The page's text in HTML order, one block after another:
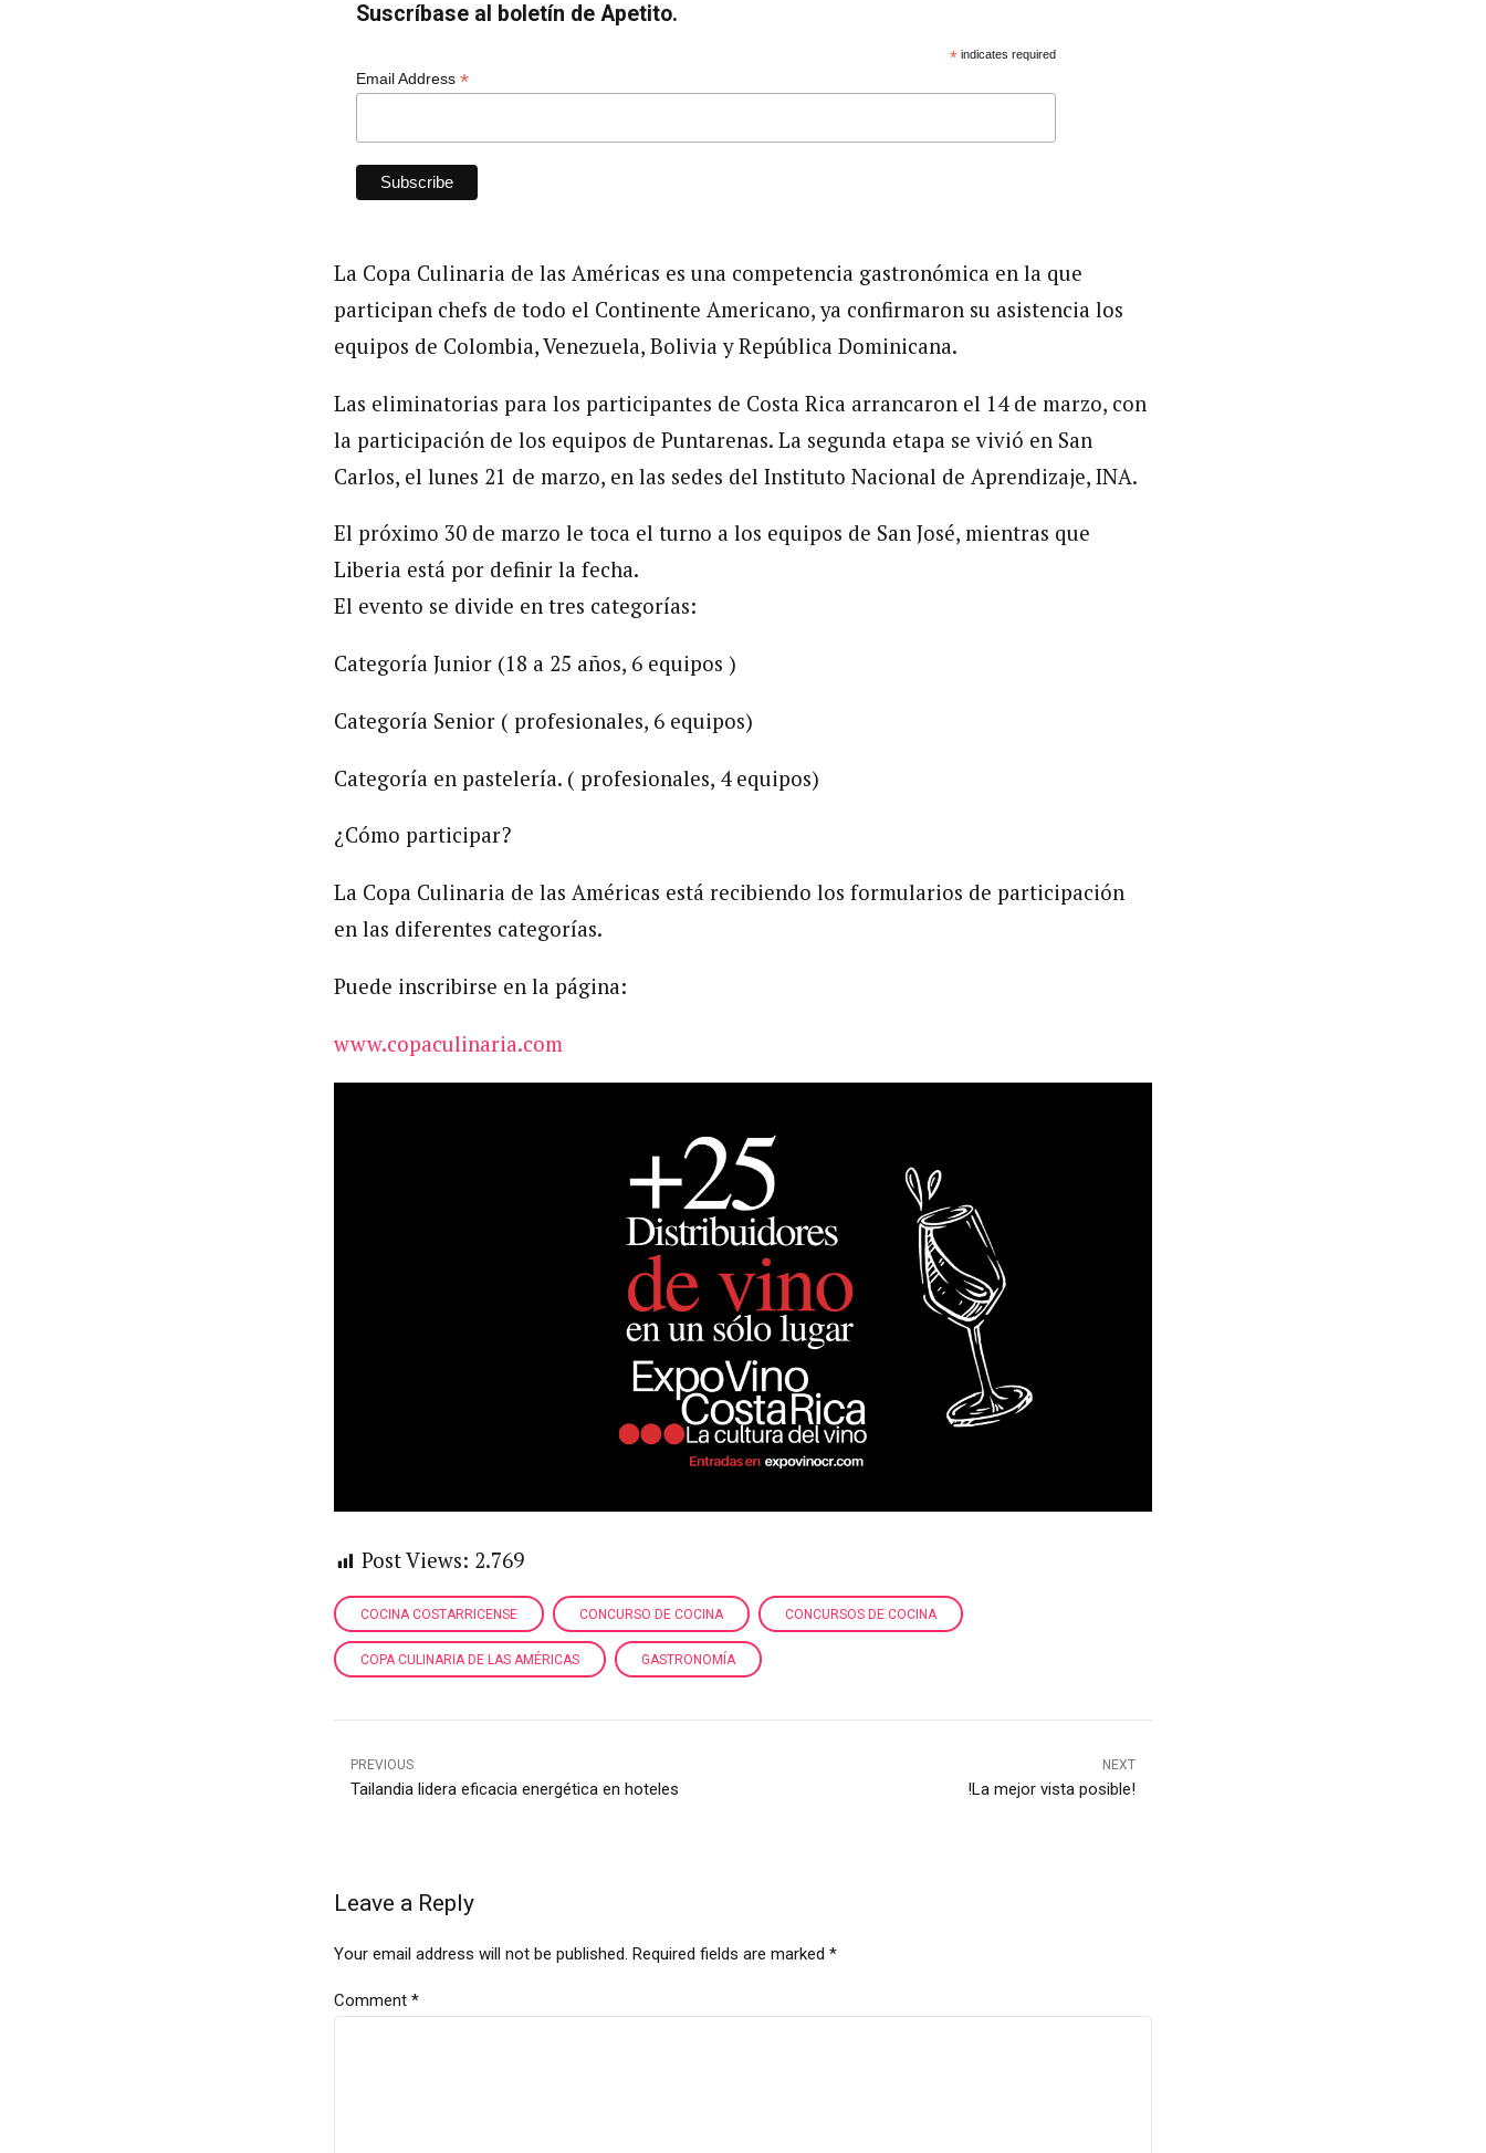
Suscríbase al boletín de Apetito.
*indicates required
Email Address *
La Copa Culinaria de las Américas es una competencia gastronómica en la que
participan chefs de todo el Continente Americano, ya confirmaron su asistencia los
equipos de Colombia, Venezuela, Bolivia y República Dominicana.
Las eliminatorias para los participantes de Costa Rica arrancaron el 14 de marzo, con
la participación de los equipos de Puntarenas. La segunda etapa se vivió en San
Carlos, el lunes 21 de marzo, en las sedes del Instituto Nacional de Aprendizaje, INA.
El próximo 30 de marzo le toca el turno a los equipos de San José, mientras que
Liberia está por definir la fecha.
El evento se divide en tres categorías:
Categoría Junior (18 a 25 años, 6 equipos )
Categoría Senior ( profesionales, 6 equipos)
Categoría en pastelería. ( profesionales, 4 equipos)
¿Cómo participar?
La Copa Culinaria de las Américas está recibiendo los formularios de participación
en las diferentes categorías.
Puede inscribirse en la página:
www.copaculinaria.com
Post Views: 2.769
COCINA COSTARRICENSE CONCURSO DE COCINA CONCURSOS DE COCINA
COPA CULINARIA DE LAS AMÉRICAS GASTRONOMÍA
PREVIOUS
Tailandia lidera eficacia energética en hoteles
NEXT
!La mejor vista posible!
Leave a Reply
Your email address will not be published. Required fields are marked *
Comment *